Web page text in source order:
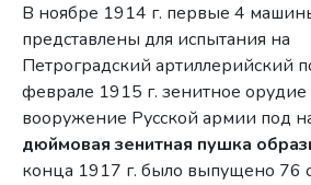
В ноябре 1914 г. первые 4
представлены для испытания на
Петроградский артиллерийский
феврале 1915 г. зенитное
вооружение Русской армии под
дюймовая зенитная пушка
конца 1917 г. было выпущено 76